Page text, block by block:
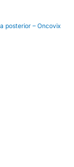
posterior – Oncovix